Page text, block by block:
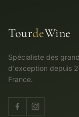
TourdeWine
Spécialiste des
d'exception depuis
France.